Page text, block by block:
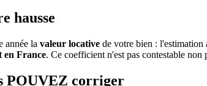
hausse
année la valeur locative de votre bien : l'estimation
en France. Ce coefficient n'est pas contestable non
POUVEZ corriger